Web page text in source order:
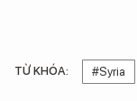
TỪ KHÓA: #Syria